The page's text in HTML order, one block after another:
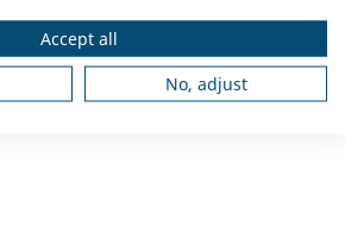
van grootkeukenspecialisten
bieden we
service en
Accept all
No, adjust